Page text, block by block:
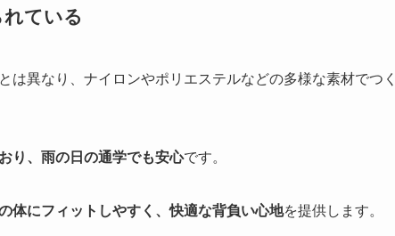
ている
は異なり、ナイロンやポリエステルなどの多様な素材でつ
り、雨の日の通学でも安心です。
体にフィットしやすく、快適な背負い心地を提供します。